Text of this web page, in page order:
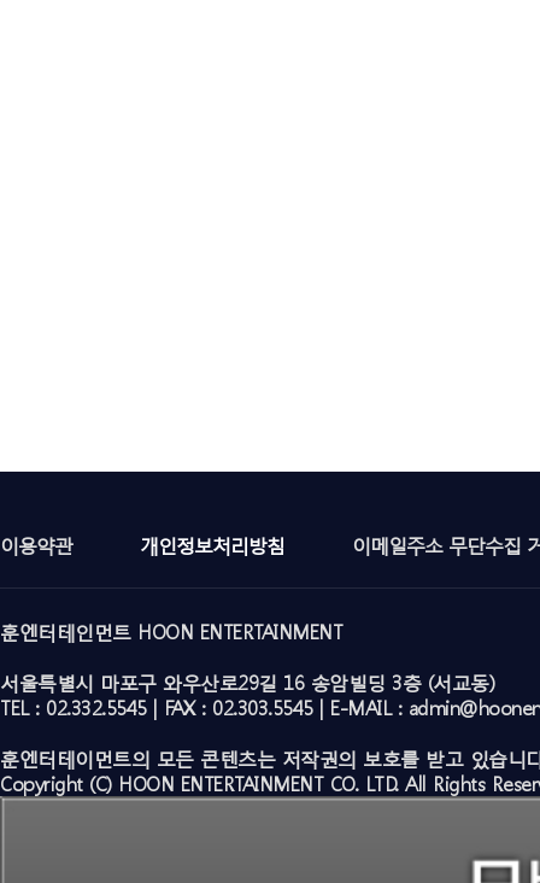
이용약관 개인정보처리방침 이메일주소 무단수집
훈엔터테인먼트 HOON ENTERTAINMENT
서울특별시 마포구 와우산로29길 16 송암빌딩 3층 (서교동)
TEL : 02.332.5545 | FAX : 02.303.5545 | E-MAIL :
훈엔터테이먼트의 모든 콘텐츠는 저작권의 보호를 받고 있습니
Copyright (C) HOON ENTERTAINMENT CO. LTD. All Rights